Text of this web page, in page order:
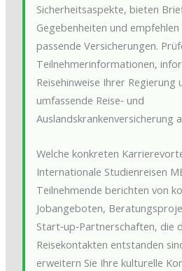
Sicherheitsaspekte, bieten
Gegebenheiten und
passende Versicherungen.
Teilnehmerinformationen,
Reisehinweise Ihrer Regierung
umfassende Reise‑ und
Auslandskrankenversicherung
Welche konkreten
Internationale Studienreisen
Teilnehmende berichten von
Jobangeboten,
Start‑up‑Partnerschaften, die
Reisekontakten entstanden
erweitern Sie Ihre kulturelle